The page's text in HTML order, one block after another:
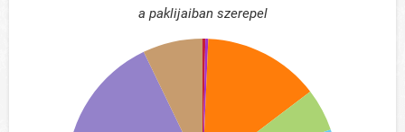
a paklijaiban szerepel